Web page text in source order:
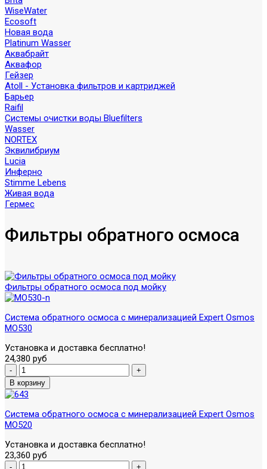
WiseWater
Ecosoft
Новая вода
Platinum Wasser
Аквабрайт
Аквафор
Гейзер
Atoll - Установка фильтров и картриджей
Барьер
Raifil
Системы очистки воды Bluefilters
Wasser
NORTEX
Эквилибриум
Lucia
Инферно
Stimme Lebens
Живая вода
Гермес
Фильтры обратного осмоса
Фильтры обратного осмоса под мойку
Система обратного осмоса с минерализацией Expert Osmos
MO530
Установка и доставка бесплатно!
24,380 руб
Система обратного осмоса с минерализацией Expert Osmos
MO520
Установка и доставка бесплатно!
23,360 руб